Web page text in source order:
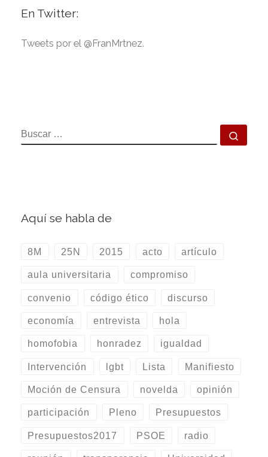
En Twitter:
Tweets por el @FranMrtnez.
BUSCAR
Aquí se habla de
8M 25N 2015 acto artículo
aula universitaria compromiso
convenio código ético discurso
economía entrevista hola
homofobia honradez igualdad
Intervención lgbt Lista Manifiesto
Moción de Censura novelda opinión
participación Pleno Presupuestos
Presupuestos2017 PSOE radio